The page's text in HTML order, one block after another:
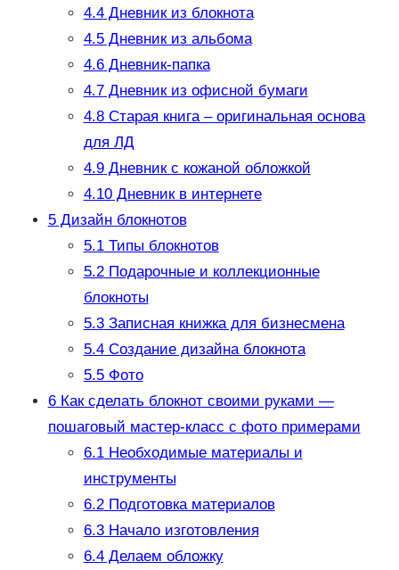
4.4Дневник из блокнота
4.5Дневник из альбома
4.6Дневник-папка
4.7Дневник из офисной бумаги
4.8Старая книга – оригинальная основа
для ЛД
4.9Дневник с кожаной обложкой
4.10Дневник в интернете
5Дизайн блокнотов
5.1Типы блокнотов
5.2Подарочные и коллекционные
блокноты
5.3Записная книжка для бизнесмена
5.4Создание дизайна блокнота
5.5Фото
6Как сделать блокнот своими руками —
пошаговый мастер-класс с фото примерами
6.1Необходимые материалы и
инструменты
6.2Подготовка материалов
6.3Начало изготовления
6.4Делаем обложку